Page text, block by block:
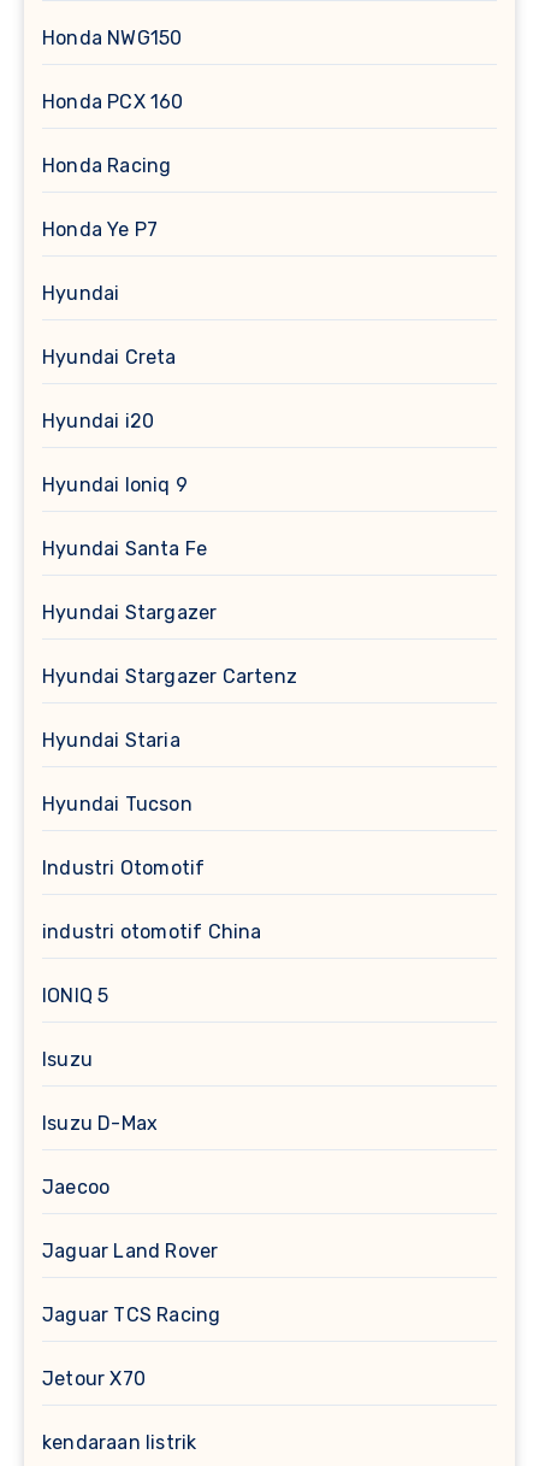
Honda NWG150
Honda PCX 160
Honda Racing
Honda Ye P7
Hyundai
Hyundai Creta
Hyundai i20
Hyundai Ioniq 9
Hyundai Santa Fe
Hyundai Stargazer
Hyundai Stargazer Cartenz
Hyundai Staria
Hyundai Tucson
Industri Otomotif
industri otomotif China
IONIQ 5
Isuzu
Isuzu D-Max
Jaecoo
Jaguar Land Rover
Jaguar TCS Racing
Jetour X70
kendaraan listrik